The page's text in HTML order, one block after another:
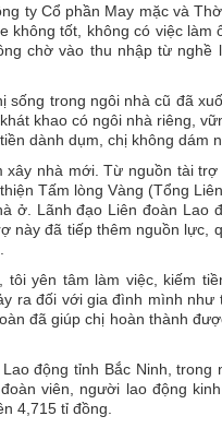
ty Cổ phần May mặc và
không tốt, không có việc
chờ vào thu nhập từ
sống trong ngôi nhà cũ đã
khao có ngôi nhà riêng,
dành dụm, chị không dám
xây nhà mới. Từ nguồn tài
Tấm lòng Vàng (Tổng
ở. Lãnh đạo Liên đoàn Lao
này đã tiếp thêm nguồn lực,
tôi yên tâm làm việc, kiếm
ra đối với gia đình mình
đã giúp chị hoàn thành
động tỉnh Bắc Ninh, trong
viên, người lao động
4,715 tỉ đồng.